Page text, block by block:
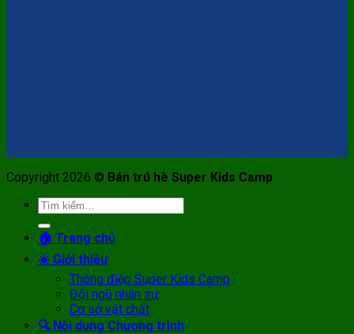
Copyright 2026 © Bán trú hè Super Kids Camp
Tìm
kiếm:
🏠 Trang chủ
☀️ Giới thiệu
Thông điệp Super Kids Camp
Đội ngũ nhân sự
Cơ sở vật chất
🔍 Nội dung Chương trình